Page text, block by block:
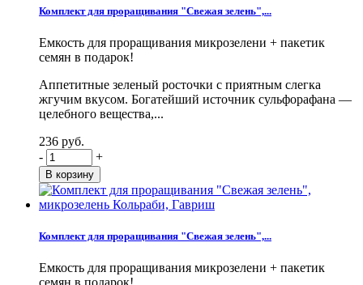
Комплект для проращивания "Свежая зелень",...
Емкость для проращивания микрозелени + пакетик
семян в подарок!
Аппетитные зеленый росточки с приятным слегка
жгучим вкусом. Богатейший источник сульфорафана —
целебного вещества,...
236 руб.
-
+
Комплект для проращивания "Свежая зелень",...
Емкость для проращивания микрозелени + пакетик